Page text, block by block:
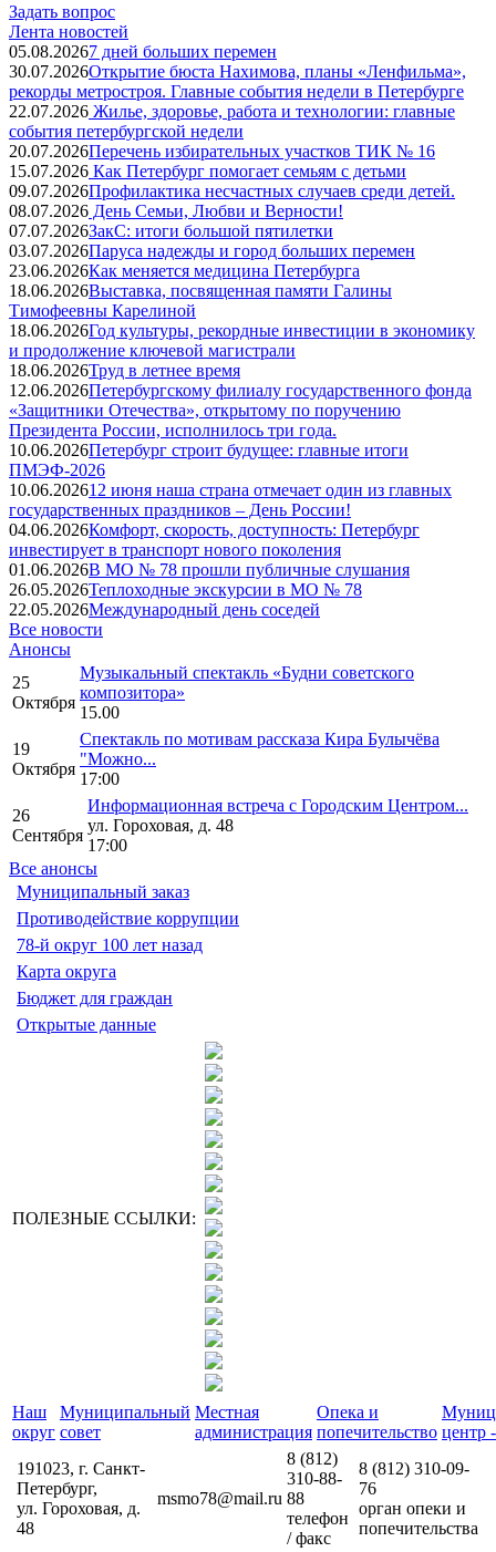
Задать вопрос
Лента новостей
05.08.20267 дней больших перемен
30.07.2026Открытие бюста Нахимова, планы «Ленфильма»,
рекорды метростроя. Главные события недели в Петербурге
22.07.2026 Жилье, здоровье, работа и технологии: главные
события петербургской недели
20.07.2026Перечень избирательных участков ТИК № 16
15.07.2026 Как Петербург помогает семьям с детьми
09.07.2026Профилактика несчастных случаев среди детей.
08.07.2026 День Семьи, Любви и Верности!
07.07.2026ЗакС: итоги большой пятилетки
03.07.2026Паруса надежды и город больших перемен
23.06.2026Как меняется медицина Петербурга
18.06.2026Выставка, посвященная памяти Галины
Тимофеевны Карелиной
18.06.2026Год культуры, рекордные инвестиции в экономику
и продолжение ключевой магистрали
18.06.2026Труд в летнее время
12.06.2026Петербургскому филиалу государственного фонда
«Защитники Отечества», открытому по поручению
Президента России, исполнилось три года.
10.06.2026Петербург строит будущее: главные итоги
ПМЭФ-2026
10.06.202612 июня наша страна отмечает один из главных
государственных праздников – День России!
04.06.2026Комфорт, скорость, доступность: Петербург
инвестирует в транспорт нового поколения
01.06.2026В МО № 78 прошли публичные слушания
26.05.2026Теплоходные экскурсии в МО № 78
22.05.2026Международный день соседей
Все новости
Анонсы
25
Октября
Музыкальный спектакль «Будни советского
композитора»
15.00
19
Октября
Спектакль по мотивам рассказа Кира Булычёва
"Можно...
17:00
26
Сентября
Информационная встреча с Городским Центром...
ул. Гороховая, д. 48
17:00
Все анонсы
Муниципальный заказ
Противодействие коррупции
78-й округ 100 лет назад
Карта округа
Бюджет для граждан
Открытые данные
ПОЛЕЗНЫЕ ССЫЛКИ:
Наш
округ
Муниципальный
совет
Местная
администрация
Опека и
попечительство центр
191023, г. Санкт-
Петербург,
ул. Гороховая, д.
48
msmo78@mail.ru
8 (812)
310-88-
88
телефон
/ факс
8 (812) 310-09-
76
орган опеки и
попечительства